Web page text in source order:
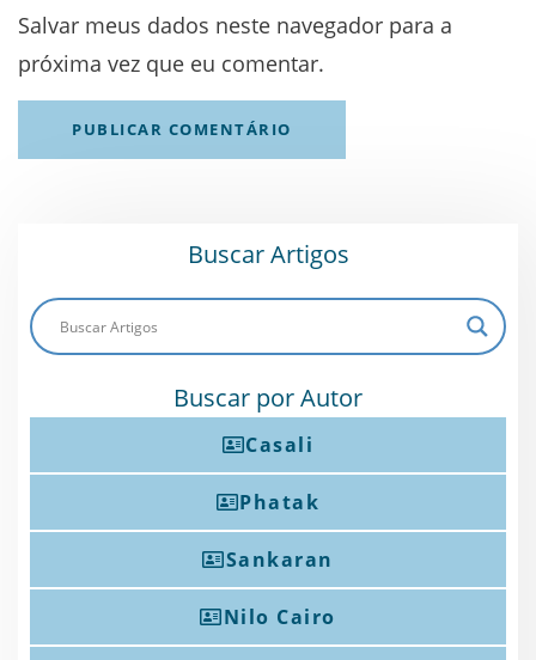
Salvar meus dados neste navegador para a
próxima vez que eu comentar.
Buscar Artigos
Buscar por Autor
Casali
Phatak
Sankaran
Nilo Cairo